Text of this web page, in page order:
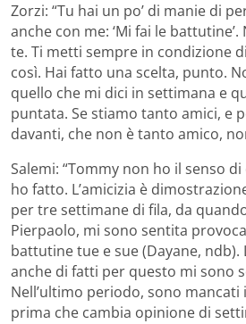
Zorzi: “Tu hai un po’ di manie di
anche con me: ‘Mi fai le battutine’.
te. Ti metti sempre in condizione
così. Hai fatto una scelta, punto.
quello che mi dici in settimana e
puntata. Se stiamo tanto amici, e
davanti, che non è tanto amico,
Salemi: “Tommy non ho il senso
ho fatto. L’amicizia è
per tre settimane di fila, da
Pierpaolo, mi sono sentita
battutine tue e sue (Dayane, ndb).
anche di fatti per questo mi sono
Nell’ultimo periodo, sono mancati
prima che cambia opinione di